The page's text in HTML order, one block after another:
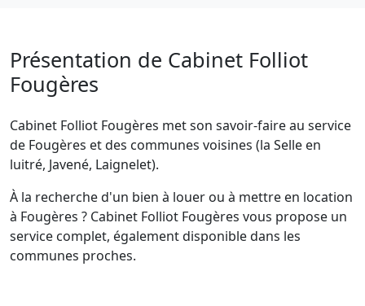
Présentation de Cabinet Folliot
Fougères
Cabinet Folliot Fougères met son savoir-faire au service
de Fougères et des communes voisines (la Selle en
luitré, Javené, Laignelet).
À la recherche d'un bien à louer ou à mettre en location
à Fougères ? Cabinet Folliot Fougères vous propose un
service complet, également disponible dans les
communes proches.